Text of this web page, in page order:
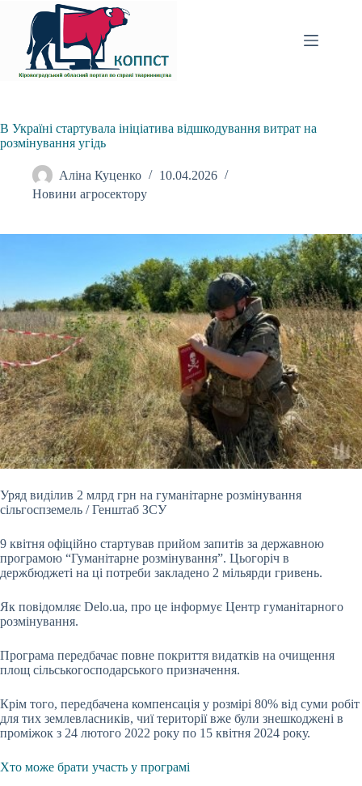
вмісту
В Україні стартувала ініціатива відшкодування витрат на
розмінування угідь
Аліна Куценко
10.04.2026
Новини агросектору
Уряд виділив 2 млрд грн на гуманітарне розмінування
сільгоспземель / Генштаб ЗСУ
9 квітня офіційно стартував прийом запитів за державною
програмою “Гуманітарне розмінування”. Цьогоріч в
держбюджеті на ці потреби закладено 2 мільярди гривень.
Як повідомляє Delo.ua, про це інформує Центр гуманітарного
розмінування.
Програма передбачає повне покриття видатків на очищення
площ сільськогосподарського призначення.
Крім того, передбачена компенсація у розмірі 80% від суми робіт
для тих землевласників, чиї території вже були знешкоджені в
проміжок з 24 лютого 2022 року по 15 квітня 2024 року.
Хто може брати участь у програмі